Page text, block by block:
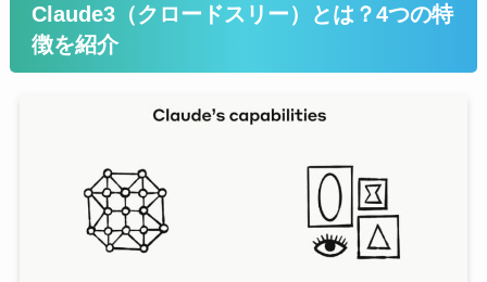
Claude3（クロードスリー）とは？4つの特
徴を紹介